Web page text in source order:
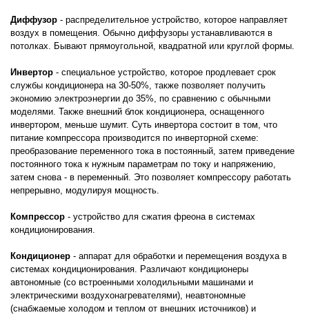
Диффузор - распределительное устройство, которое направляет
воздух в помещения. Обычно диффузоры устанавливаются в
потолках. Бывают прямоугольной, квадратной или круглой формы.
Инвертор - специальное устройство, которое продлевает срок
службы кондиционера на 30-50%, также позволяет получить
экономию электроэнергии до 35%, по сравнению с обычными
моделями. Также внешний блок кондиционера, оснащенного
инвертором, меньше шумит. Суть инвертора состоит в том, что
питание компрессора производится по инверторной схеме:
преобразование переменного тока в постоянный, затем приведение
постоянного тока к нужным параметрам по току и напряжению,
затем снова - в переменный. Это позволяет компрессору работать
непрерывно, модулируя мощность.
Компрессор - устройство для сжатия фреона в системах
кондиционирования.
Кондиционер - аппарат для обработки и перемещения воздуха в
системах кондиционирования. Различают кондиционеры
автономные (со встроенными холодильными машинами и
электрическими воздухонагревателями), неавтономные
(снабжаемые холодом и теплом от внешних источников) и